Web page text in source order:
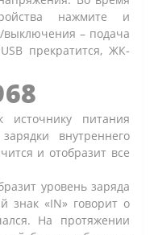
нажмите и
выключения – подача
прекратится, ЖК-
источнику питания
внутреннего
и отобразит все
уровень заряда
знак «IN» говорит о
На протяжении